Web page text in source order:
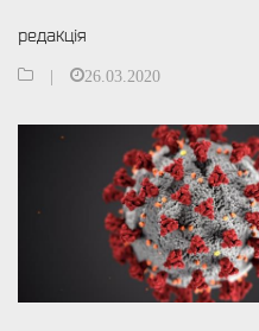
редакція
26.03.2020